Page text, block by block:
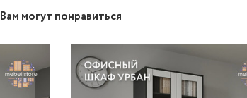
Вам могут понравиться